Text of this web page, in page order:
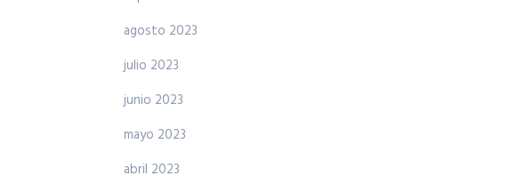
agosto 2023
julio 2023
junio 2023
mayo 2023
abril 2023